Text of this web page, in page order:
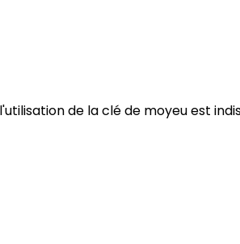
de la clé de moyeu est